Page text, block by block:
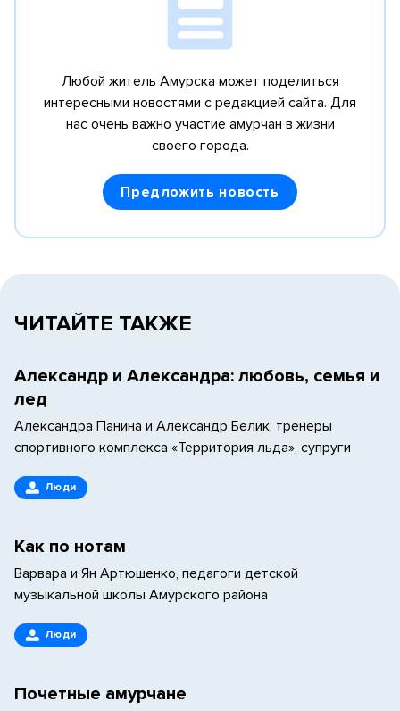
Любой житель Амурска может поделиться
интересными новостями с редакцией сайта. Для
нас очень важно участие амурчан в жизни
своего города.
Предложить новость
ЧИТАЙТЕ ТАКЖЕ
Александр и Александра: любовь, семья и
лед
Александра Панина и Александр Белик, тренеры
спортивного комплекса «Территория льда», супруги
Люди
Как по нотам
Варвара и Ян Артюшенко, педагоги детской
музыкальной школы Амурского района
Люди
Почетные амурчане